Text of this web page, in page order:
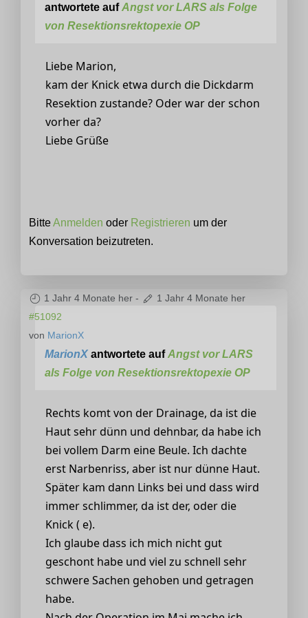
antwortete aufAngst vor LARS als Folge
von Resektionsrektopexie OP
Liebe Marion,
kam der Knick etwa durch die Dickdarm
Resektion zustande? Oder war der schon
vorher da?
Liebe Grüße
BitteAnmelden oder Registrieren um der
Konversation beizutreten.
1 Jahr 4 Monate her -
1 Jahr 4 Monate her
#51092
von MarionX
MarionX antwortete aufAngst vor LARS
als Folge von Resektionsrektopexie OP
Rechts komt von der Drainage, da ist die
Haut sehr dünn und dehnbar, da habe ich
bei vollem Darm eine Beule. Ich dachte
erst Narbenriss, aber ist nur dünne Haut.
Später kam dann Links bei und dass wird
immer schlimmer, da ist der, oder die
Knick ( e).
Ich glaube dass ich mich nicht gut
geschont habe und viel zu schnell sehr
schwere Sachen gehoben und getragen
habe.